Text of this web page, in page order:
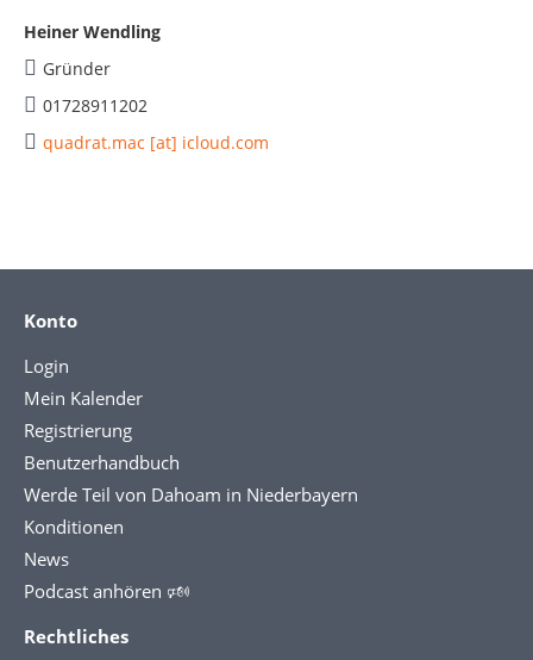
Heiner Wendling
Gründer
01728911202
quadrat.mac [at] icloud.com
Konto
Login
Mein Kalender
Registrierung
Benutzerhandbuch
Werde Teil von Dahoam in Niederbayern
Konditionen
News
Podcast anhören 🕬
Rechtliches